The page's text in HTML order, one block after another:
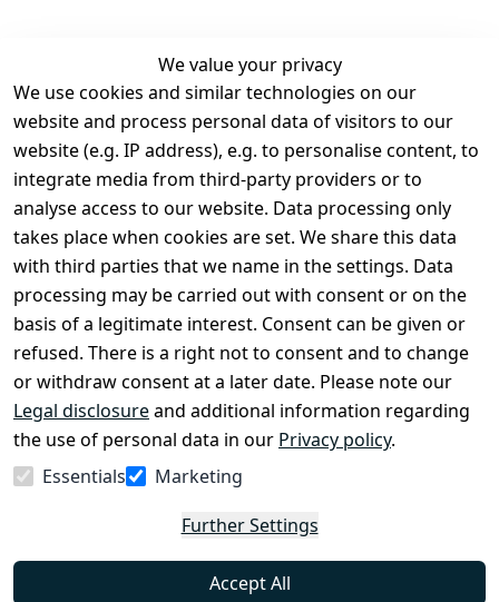
We value your privacy
We use cookies and similar technologies on our
website and process personal data of visitors to our
website (e.g. IP address), e.g. to personalise content, to
integrate media from third-party providers or to
analyse access to our website. Data processing only
takes place when cookies are set. We share this data
with third parties that we name in the settings. Data
processing may be carried out with consent or on the
basis of a legitimate interest. Consent can be given or
refused. There is a right not to consent and to change
or withdraw consent at a later date. Please note our
Legal disclosureand additional information regarding
the use of personal data in our Privacy policy.
Essentials
Marketing
Further Settings
Accept All
Legal
Terms and
Conditions
Legal
disclosure
Privacy Policy
Declaration of
accessibility
Cancellation
rights
Contact
Register
Withdraw
from